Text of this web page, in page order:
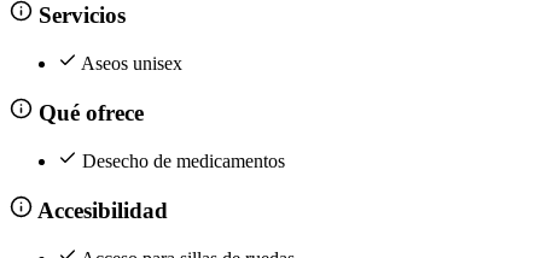
Servicios
Aseos unisex
Qué ofrece
Desecho de medicamentos
Accesibilidad